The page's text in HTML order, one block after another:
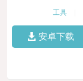
工具
安卓下载